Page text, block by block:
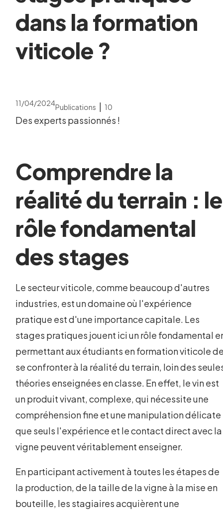
dans la formation
viticole ?
11/04/2024Publications | 10
Des experts passionnés !
Comprendre la
réalité du terrain : le
rôle fondamental
des stages
Le secteur viticole, comme beaucoup d'autres
industries, est un domaine où l'expérience
pratique est d'une importance capitale. Les
stages pratiques jouent ici un rôle fondamental
permettant aux étudiants en formation viticole
se confronter à la réalité du terrain, loin des
théories enseignées en classe. En effet, le vin est
un produit vivant, complexe, qui nécessite une
compréhension fine et une manipulation délicate
que seuls l'expérience et le contact direct avec la
vigne peuvent véritablement enseigner.
En participant activement à toutes les étapes de
la production, de la taille de la vigne à la mise en
bouteille, les stagiaires acquièrent une